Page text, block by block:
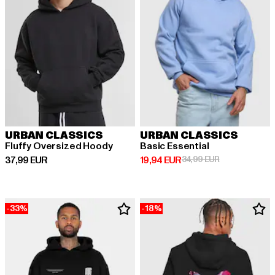
URBAN CLASSICS
Fluffy Oversized Hoody
37,99 EUR
Derzeitiger Preis: 37,99 EUR
URBAN CLASSICS
Basic Essential
19,94 EUR
Derzeitiger Preis: 19,94 EUR
34,99 EURAktionspreis:
-33% -18%